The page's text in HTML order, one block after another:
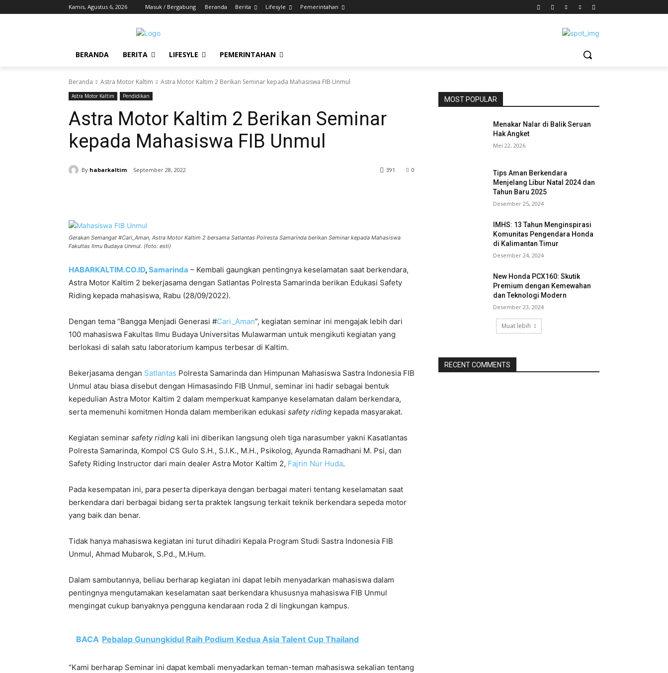
Kamis, Agustus 6, 2026 Masuk / Bergabung Beranda Berita Lifesyle Pemerintahan
BERANDA BERITA LIFESYLE PEMERINTAHAN
Beranda Astra Motor Kaltim Astra Motor Kaltim 2 Berikan Seminar kepada Mahasiswa FIB Unmul
Astra Motor Kaltim Pendidikan
Astra Motor Kaltim 2 Berikan Seminar
kepada Mahasiswa FIB Unmul
By habarkaltim September 28, 2022 0
391
Gerakan Semangat #Cari_Aman, Astra Motor Kaltim 2 bersama Satlantas Polresta Samarinda berikan Seminar kepada Mahasiswa
Fakultas Ilmu Budaya Unmul. (foto: esti)
HABARKALTIM.CO.ID,Samarinda – Kembali gaungkan pentingnya keselamatan saat berkendara,
Astra Motor Kaltim 2 bekerjasama dengan Satlantas Polresta Samarinda berikan Edukasi Safety
Riding kepada mahasiswa, Rabu (28/09/2022).
Dengan tema “Bangga Menjadi Generasi #Cari_Aman”, kegiatan seminar ini mengajak lebih dari
100 mahasiswa Fakultas Ilmu Budaya Universitas Mulawarman untuk mengikuti kegiatan yang
berlokasi di salah satu laboratorium kampus terbesar di Kaltim.
Bekerjasama dengan Satlantas Polresta Samarinda dan Himpunan Mahasiswa Sastra Indonesia FIB
Unmul atau biasa disebut dengan Himasasindo FIB Unmul, seminar ini hadir sebagai bentuk
kepedulian Astra Motor Kaltim 2 dalam memperkuat kampanye keselamatan dalam berkendara,
serta memenuhi komitmen Honda dalam memberikan edukasi safetyriding kepada masyarakat.
Kegiatan seminar safetyriding kali ini diberikan langsung oleh tiga narasumber yakni Kasatlantas
Polresta Samarinda, Kompol CS Gulo S.H., S.I.K., M.H., Psikolog, Ayunda Ramadhani M. Psi, dan
Safety Riding Instructor dari main dealer Astra Motor Kaltim 2, Fajrin Nur Huda.
Pada kesempatan ini, para peserta diperkaya dengan berbagai materi tentang keselamatan saat
berkendara dari berbagai bidang serta praktek langsung terkait teknik berkendara sepeda motor
yang baik dan benar.
Tidak hanya mahasiswa kegiatan ini turut dihadiri Kepala Program Studi Sastra Indonesia FIB
Unmul, Ahmad Mubarok, S.Pd., M.Hum.
Dalam sambutannya, beliau berharap kegiatan ini dapat lebih menyadarkan mahasiswa dalam
pentingnya mengutamakan keselamatan saat berkendara khususnya mahasiswa FIB Unmul
mengingat cukup banyaknya pengguna kendaraan roda 2 di lingkungan kampus.
BACA Pebalap Gunungkidul Raih Podium Kedua Asia Talent Cup Thailand
“Kami berharap Seminar ini dapat kembali menyadarkan teman-teman mahasiswa sekalian tentang
MOST POPULAR
Menakar Nalar di Balik Seruan
Hak Angket
Mei 22, 2026
Tips Aman Berkendara
Menjelang Libur Natal 2024 dan
Tahun Baru 2025
Desember 25, 2024
IMHS: 13 Tahun Menginspirasi
Komunitas Pengendara Honda
di Kalimantan Timur
Desember 24, 2024
New Honda PCX160: Skutik
Premium dengan Kemewahan
dan Teknologi Modern
Desember 23, 2024
Muat lebih
RECENT COMMENTS